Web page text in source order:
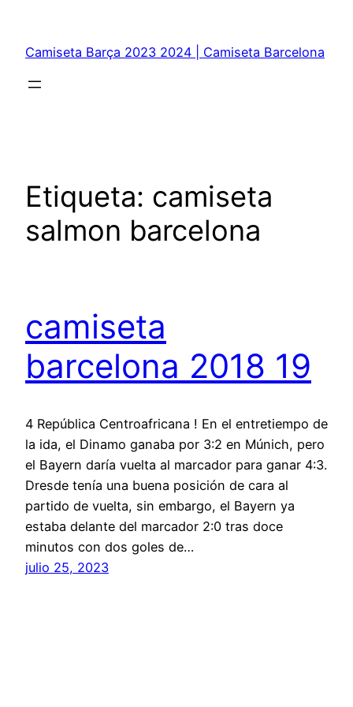
contenido
Camiseta Barça 2023 2024 | Camiseta Barcelona
Etiqueta: camiseta
salmon barcelona
camiseta
barcelona 2018 19
4 República Centroafricana ! En el entretiempo de
la ida, el Dinamo ganaba por 3:2 en Múnich, pero
el Bayern daría vuelta al marcador para ganar 4:3.
Dresde tenía una buena posición de cara al
partido de vuelta, sin embargo, el Bayern ya
estaba delante del marcador 2:0 tras doce
minutos con dos goles de…
julio 25, 2023